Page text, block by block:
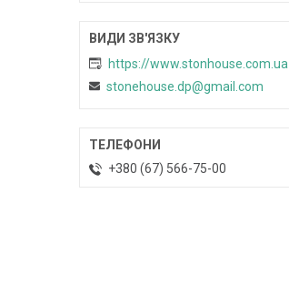
https://www.stonhouse.com.ua
stonehouse.dp@gmail.com
+380 (67) 566-75-00